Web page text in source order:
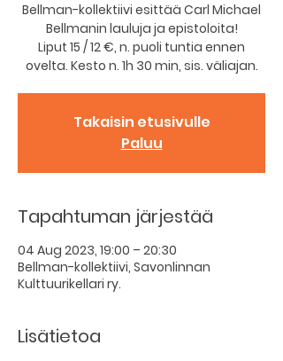
Bellman-kollektiivi esittää Carl Michael
Bellmanin lauluja ja epistoloita!
Liput 15 / 12 €, n. puoli tuntia ennen
ovelta. Kesto n. 1h 30 min, sis. väliajan.
Takaisin etusivulle
Paluu
Tapahtuman järjestää
04 Aug 2023, 19:00 – 20:30
Bellman-kollektiivi, Savonlinnan
Kulttuurikellari ry.
Lisätietoa